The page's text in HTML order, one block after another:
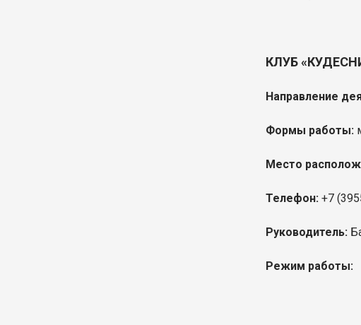
КЛУБ
Направление
Формы работы:
Место
Телефон: +7
Руководитель:
Режим работы: